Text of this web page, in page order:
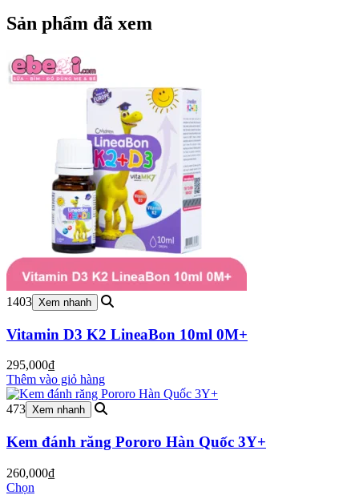
745,000₫.
Sản phẩm đã xem
1403 Xem nhanh
Vitamin D3 K2 LineaBon 10ml 0M+
295,000₫
Thêm vào giỏ hàng
473 Xem nhanh
Kem đánh răng Pororo Hàn Quốc 3Y+
260,000₫
Chọn